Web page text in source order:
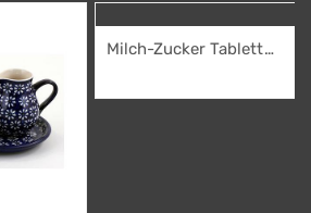
Milch-Zucker Tablett